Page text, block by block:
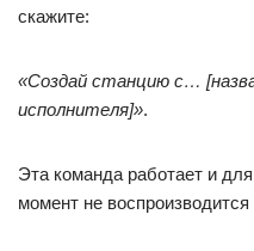
скажите:
«Создай станцию с…
исполнителя]».
Эта команда работает и
момент не воспроизводится